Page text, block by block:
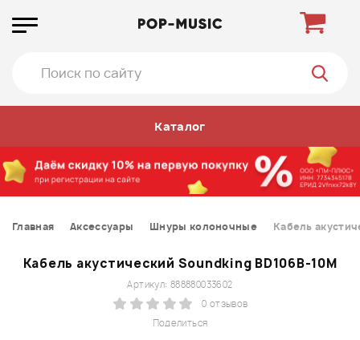
Каталог
Главная Аксессуары Шнуры колоночные Кабель
Кабель акустический Soundking BD106B-10M
Поделиться
Артикул: 888880033602
0 отзывов